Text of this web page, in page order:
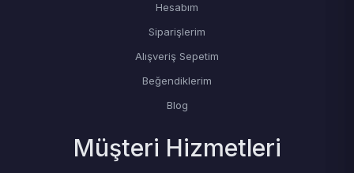
Hesabım
Siparişlerim
Alışveriş Sepetim
Beğendiklerim
Blog
Müşteri Hizmetleri